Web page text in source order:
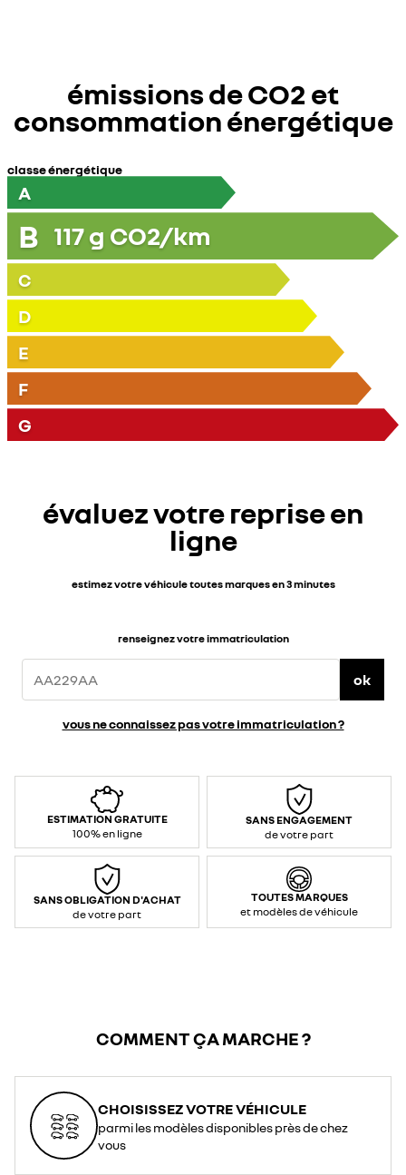
émissions de CO2 et
consommation énergétique
classe énergétique
A
B 117g CO2/km
C
D
E
F
G
évaluez votre reprise en
ligne
estimez votre véhicule toutes marques en 3 minutes
renseignez votre immatriculation
ok
vous ne connaissez pas votre immatriculation ?
ESTIMATION GRATUITE
100% en ligne
SANS ENGAGEMENT
de votre part
SANS OBLIGATION D'ACHAT
de votre part
TOUTES MARQUES
et modèles de véhicule
COMMENT ÇA MARCHE ?
CHOISISSEZ VOTRE VÉHICULE
parmi les modèles disponibles près de chez
vous